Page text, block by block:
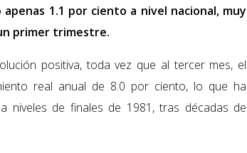
1.1 por ciento a nivel nacional, muy
primer trimestre.
positiva, toda vez que al tercer mes, el
real anual de 8.0 por ciento, lo que ha
niveles de finales de 1981, tras décadas de